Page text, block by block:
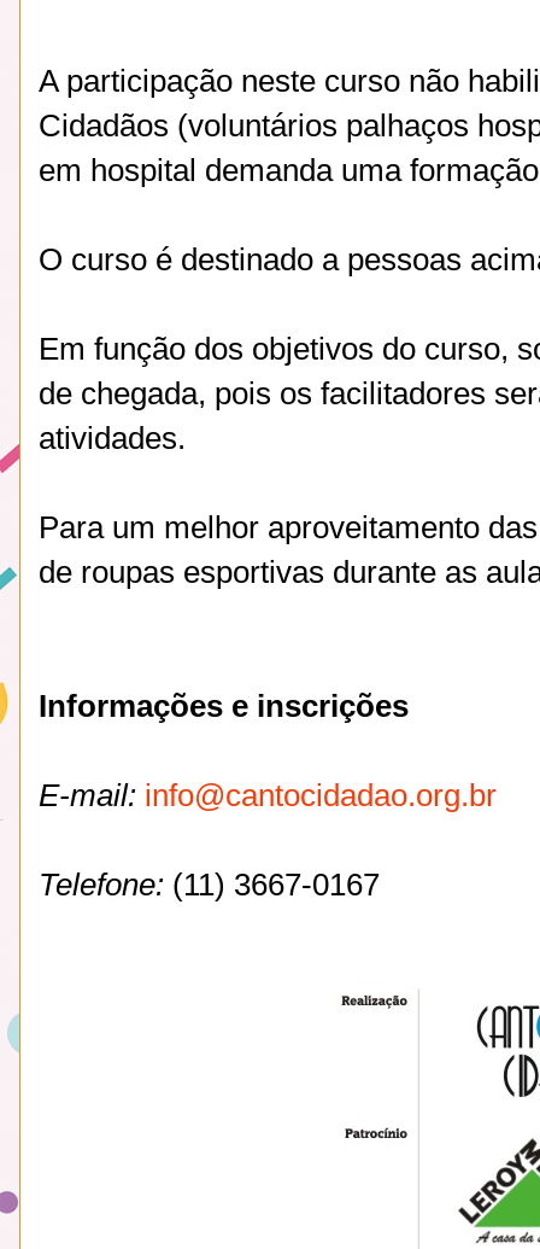
A participação neste curso não
Cidadãos (voluntários palhaços
em hospital demanda uma
O curso é destinado a pessoas
Em função dos objetivos do curso,
de chegada, pois os facilitadores
atividades.
Para um melhor aproveitamento
de roupas esportivas durante as
Informações e inscrições
E-mail: info@cantocidadao.org.br
Telefone: (11) 3667-0167